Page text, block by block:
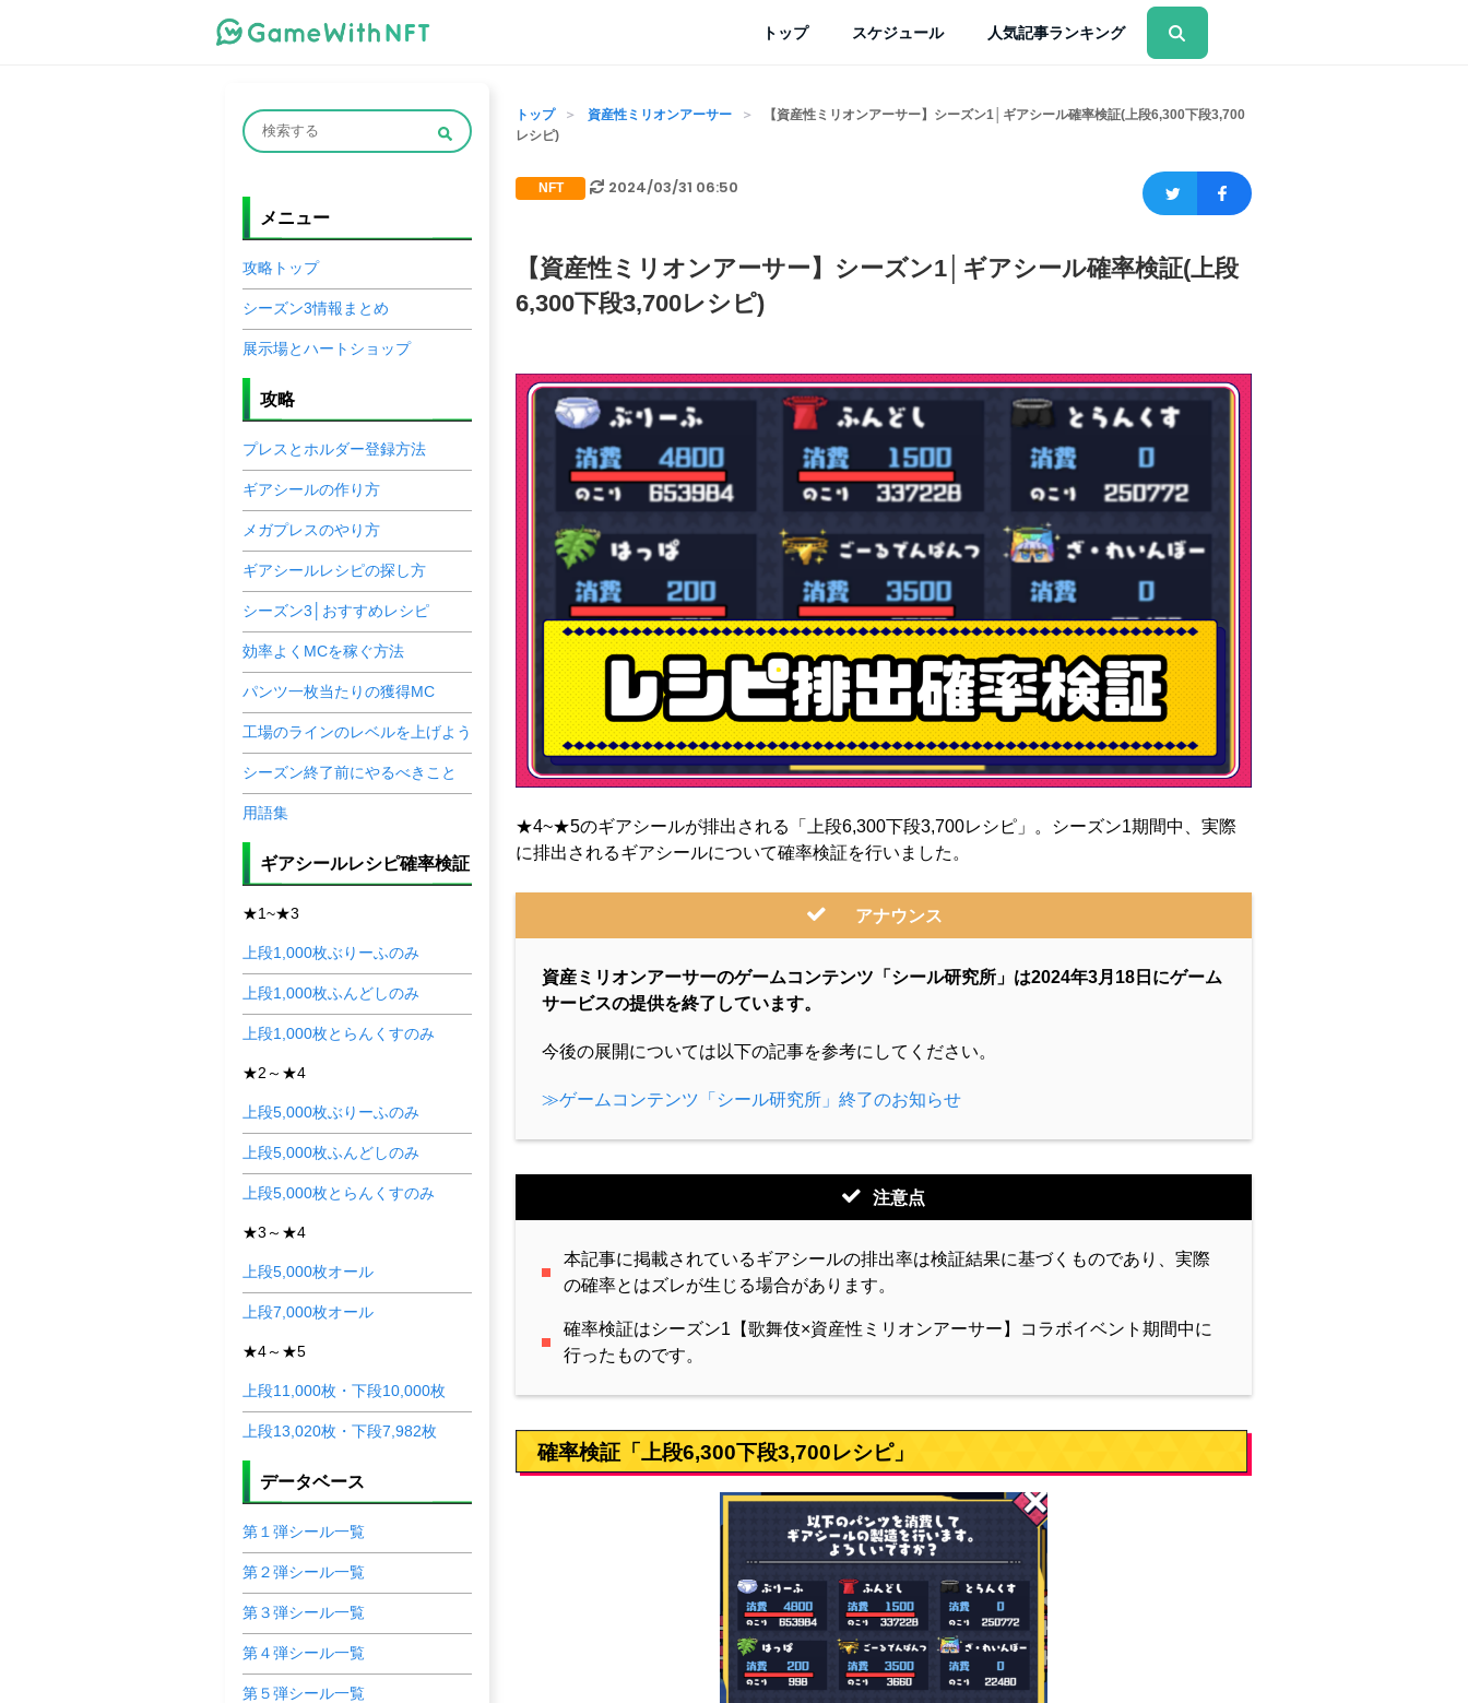
トップ スケジュール 人気記事ランキング
トップ 資産性ミリオンアーサー
【資産性ミリオンアーサー】シーズン1│ギアシール確率検証(上段6,300下段3,700
レシピ)
NFT 2024/03/31 06:50
【資産性ミリオンアーサー】シーズン1│ギアシール確率検証(上段
6,300下段3,700レシピ)
★4~★5のギアシールが排出される「上段6,300下段3,700レシピ」。シーズン1期間中、実際
に排出されるギアシールについて確率検証を行いました。
アナウンス
資産ミリオンアーサーのゲームコンテンツ「シール研究所」は2024年3月18日にゲーム
サービスの提供を終了しています。
今後の展開については以下の記事を参考にしてください。
≫ゲームコンテンツ「シール研究所」終了のお知らせ
注意点
本記事に掲載されているギアシールの排出率は検証結果に基づくものであり、実際
の確率とはズレが生じる場合があります。
確率検証はシーズン1【歌舞伎×資産性ミリオンアーサー】コラボイベント期間中に
行ったものです。
確率検証「上段6,300下段3,700レシピ」
メニュー
攻略トップ
シーズン3情報まとめ
展示場とハートショップ
攻略
プレスとホルダー登録方法
ギアシールの作り方
メガプレスのやり方
ギアシールレシピの探し方
シーズン3│おすすめレシピ
効率よくMCを稼ぐ方法
パンツ一枚当たりの獲得MC
工場のラインのレベルを上げよう
シーズン終了前にやるべきこと
用語集
ギアシールレシピ確率検証
★1~★3
上段1,000枚ぶりーふのみ
上段1,000枚ふんどしのみ
上段1,000枚とらんくすのみ
★2～★4
上段5,000枚ぶりーふのみ
上段5,000枚ふんどしのみ
上段5,000枚とらんくすのみ
★3～★4
上段5,000枚オール
上段7,000枚オール
★4～★5
上段11,000枚・下段10,000枚
上段13,020枚・下段7,982枚
データベース
第１弾シール一覧
第２弾シール一覧
第３弾シール一覧
第４弾シール一覧
第５弾シール一覧